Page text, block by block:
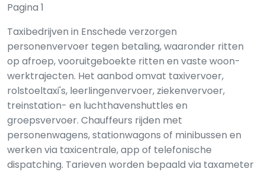
Pagina 1
Taxibedrijven in Enschede verzorgen
personenvervoer tegen betaling, waaronder ritten
op afroep, vooruitgeboekte ritten en vaste woon-
werktrajecten. Het aanbod omvat taxivervoer,
rolstoeltaxi's, leerlingenvervoer, ziekenvervoer,
treinstation- en luchthavenshuttles en
groepsvervoer. Chauffeurs rijden met
personenwagens, stationwagons of minibussen en
werken via taxicentrale, app of telefonische
dispatching. Tarieven worden bepaald via taxameter